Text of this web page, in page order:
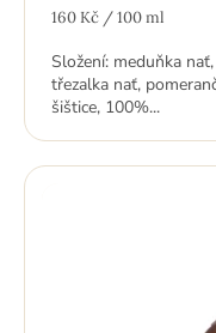
5
hvězdiček.
Měrná
160 Kč / 100 ml
Složení: meduňka
třezalka nať,
šištice, 100%...